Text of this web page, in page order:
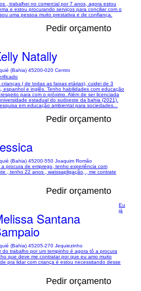
, trabalhei no comercial por 7 anos, agora estou
e estou procurando serviços para conciliar com o
uma pessoa muito prestativa e de confiança.
Pedir orçamento
Natally
(Bahia) 45200-020 Centro
( de todas as faixas etárias), cuidei de 3
espanhol e inglês. Tenho habilidades com educação
para com o próximo. Além de ser licenciada
estadual do sudoeste da bahia (2021).
em educação ambiental para sociedades...
Pedir orçamento
(Bahia) 45200-550 Joaquim Romão
procura de emprego, tenho experiência com
, tenho 22 anos , watssapligação, , me contrate
Pedir orçamento
Santana
(Bahia) 45205-270 Jequiezinho
Eu
já
do trabalho por um tempinho é agora tô a procura
que deve me contratar por que eu amo muito
pra lidar com criança é estou necessitando desse
Pedir orçamento